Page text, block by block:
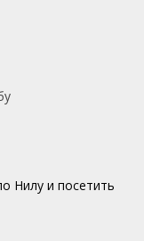
Нилу и посетить